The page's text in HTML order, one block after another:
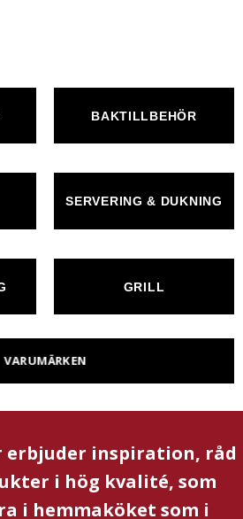
BAKTILLBEHÖR
SERVERING & DUKNING
GRILL
VARUMÄRKEN
erbjuder inspiration, råd
i hög kvalité, som
i hemmaköket som i